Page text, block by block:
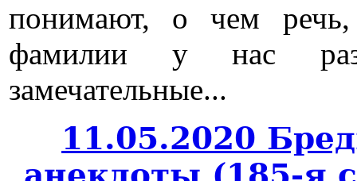
понимают, о чем
фамилии у нас
замечательные...
11.05.2020